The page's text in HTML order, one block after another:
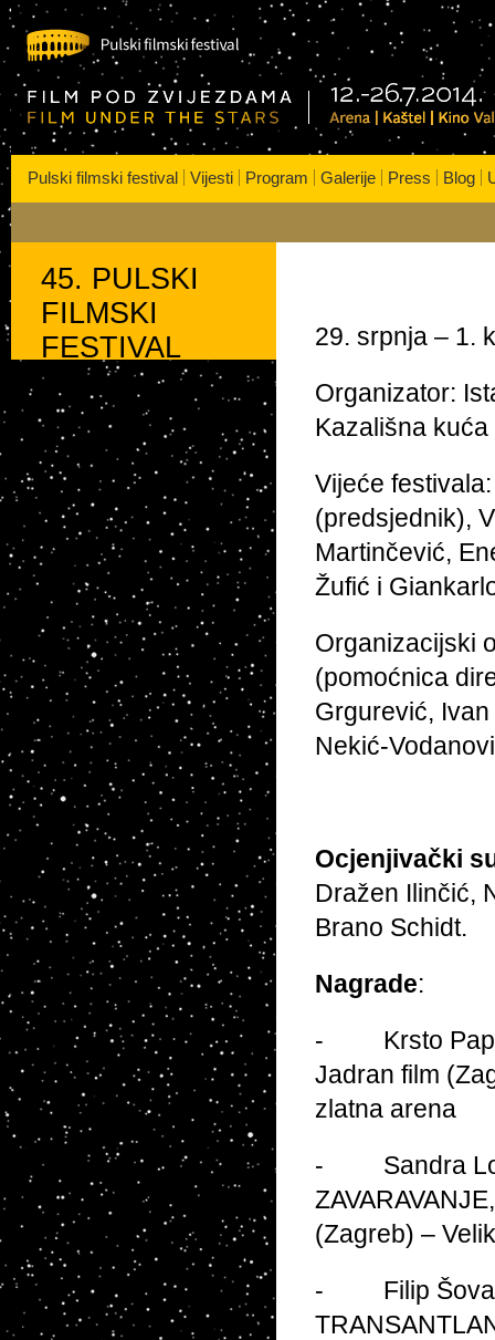
Kaštel | Kino VALLI
Pulski filmski festival Vijesti Program Galerije Press Blog
45. PULSKI
FILMSKI
FESTIVAL
29. srpnja – 1.
Organizator:
Kazališna kuća
Vijeće
(predsjednik),
Martinčević,
Žufić i
Organizacijski
(pomoćnica
Grgurević,
Nekić-
Ocjenjivački
Dražen Ilinčić,
Brano Schidt.
Nagrade:
- Krsto Papić
Jadran film
zlatna arena
- Sandra
(Zagreb) –
- Filip